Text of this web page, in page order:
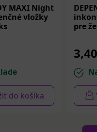
MAXI Night
vložky
do košíka
pre